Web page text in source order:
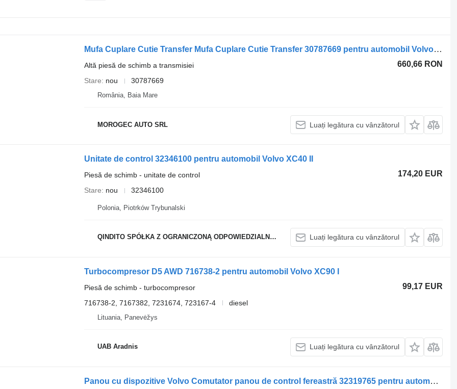
Mufa Cuplare Cutie Transfer Mufa Cuplare Cutie Transfer 30787669 pentru automobil Volvo XC 90 , XC 70, XC 60, V 90, V 70, V60 Cross Country , V60 , V50, V40, S80, S60, S40, C70
660,66 RON
Altă piesă de schimb a transmisiei
Stare
nou 30787669
România, Baia Mare
MOROGEC AUTO SRL Luați legătura cu vânzătorul
Unitate de control 32346100 pentru automobil Volvo XC40 II
174,20 EUR
Piesă de schimb - unitate de control
Stare
nou 32346100
Polonia, Piotrków Trybunalski
QINDITO SPÓŁKA Z OGRANICZONĄ ODPOWIEDZIALNOŚCIĄ Luați legătura cu vânzătorul
Turbocompresor D5 AWD 716738-2 pentru automobil Volvo XC90 I
99,17 EUR
Piesă de schimb - turbocompresor
716738-2, 7167382, 7231674, 723167-4
diesel
Lituania, Panevėžys
UAB Aradnis Luați legătura cu vânzătorul
Panou cu dispozitive Volvo Comutator panou de control fereastră 32319765 pentru automobil Volvo XC40m